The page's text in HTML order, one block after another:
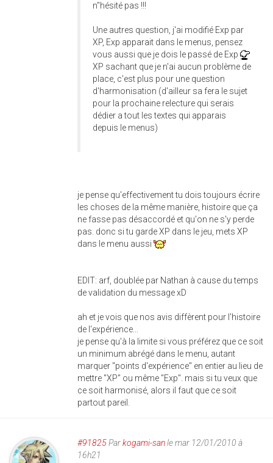
n"hésité pas !!!
Une autres question, j'ai modifié Exp par
XP, Exp apparait dans le menus, pensez
vous aussi que je dois le passé de Exp
XP sachant que je n'ai aucun problème de
place, c'est plus pour une question
d'harmonisation (d'ailleur sa fera le sujet
pour la prochaine relecture qui serais
dédier a tout les textes qui apparais
depuis le menus)
je pense qu'effectivement tu dois toujours écrire
les choses de la même manière, histoire que ça
ne fasse pas désaccordé et qu'on ne s'y perde
pas. donc si tu garde XP dans le jeu, mets XP
dans le menu aussi
EDIT: arf, doublée par Nathan à cause du temps
de validation du message xD
ah et je vois que nos avis diffèrent pour l'histoire
de l'expérience...
je pense qu'à la limite si vous préférez que ce soit
un minimum abrégé dans le menu, autant
marquer "points d'expérience" en entier au lieu de
mettre "XP" ou même "Exp". mais si tu veux que
ce soit harmonisé, alors il faut que ce soit
partout pareil.
#91825Parkogami-sanle mar 12/01/2010 à
16h21